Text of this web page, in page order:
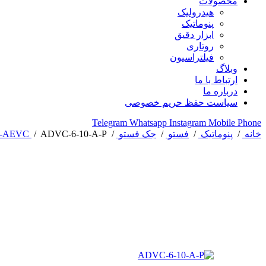
هیدرولیک
پنوماتیک
ابزار دقیق
روتاری
فیلتراسیون
وبلاگ
ارتباط با ما
درباره ما
سیاست حفظ حریم خصوصی
Telegram Whatsapp Instagram Mobile Phone
خانه / پنوماتیک / فستو / جک فستو /
/ ADVC-6-10-A-P